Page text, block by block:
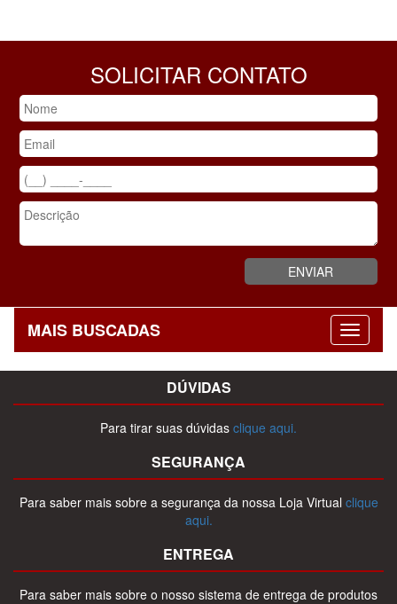
SOLICITAR CONTATO
MAIS BUSCADAS
DÚVIDAS
Para tirar suas dúvidas clique aqui.
SEGURANÇA
Para saber mais sobre a segurança da nossa Loja Virtual clique
aqui.
ENTREGA
Para saber mais sobre o nosso sistema de entrega de produtos